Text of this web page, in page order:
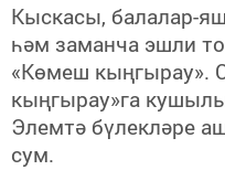
Кыскасы, балалар-
һәм заманча эшли
«Көмеш кыңгырау».
кыңгырау»га
Элемтә бүлекләре
сум.